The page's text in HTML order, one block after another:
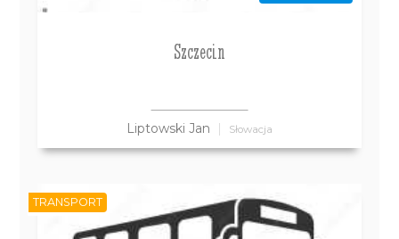
Szczecin
Liptowski Jan Słowacja
TRANSPORT